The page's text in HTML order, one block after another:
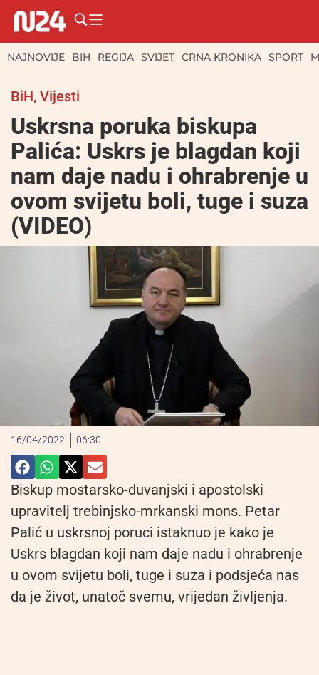
NAJNOVIJE BIH REGIJA SVIJET CRNA KRONIKA SPORT
BiH, Vijesti
Uskrsna poruka biskupa
Palića: Uskrs je blagdan koji
nam daje nadu i ohrabrenje u
ovom svijetu boli, tuge i suza
(VIDEO)
16/04/2022 06:30
Biskup mostarsko-duvanjski i apostolski
upravitelj trebinjsko-mrkanski mons. Petar
Palić u uskrsnoj poruci istaknuo je kako je
Uskrs blagdan koji nam daje nadu i ohrabrenje
u ovom svijetu boli, tuge i suza i podsjeća nas
da je život, unatoč svemu, vrijedan življenja.